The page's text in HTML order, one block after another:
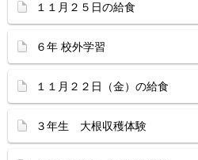
１１月２５日の給食
６年 校外学習
１１月２２日（金）の給食
３年生 大根収穫体験